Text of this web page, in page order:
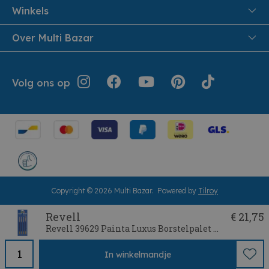
Revell
Revell 39629 Painta Luxus Borstelpalet Marterhaarborstel
€ 21,75
In winkelmandje
Leveren aan huis
Jouw bestelling
Klantendienst
Herroepingsrecht
Samenwoonactie
B2B
Winkels
Pittem
Izegem
Over Multi Bazar
Verhuurdienst
Over Multi Bazar
Inspiratie
Volg ons op
Copyright © 2026 Multi Bazar. Powered by Tilroy